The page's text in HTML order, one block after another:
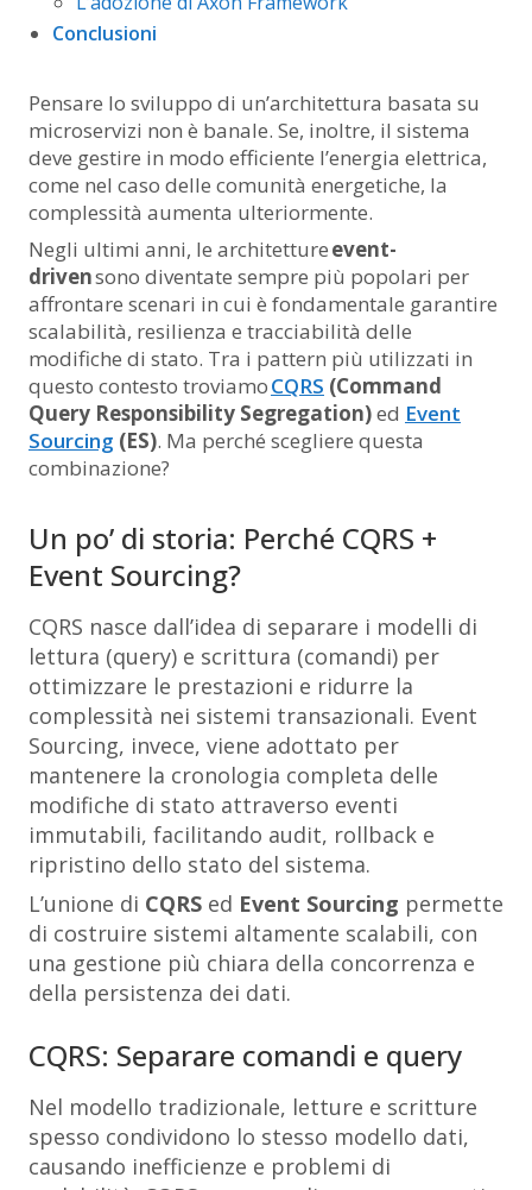
Conclusioni
Pensare lo sviluppo di un’architettura basata su
microservizi non è banale. Se, inoltre, il sistema
deve gestire in modo efficiente l’energia elettrica,
come nel caso delle comunità energetiche, la
complessità aumenta ulteriormente.
Negli ultimi anni, le architettureevent-
drivensono diventate sempre più popolari per
affrontare scenari in cui è fondamentale garantire
scalabilità, resilienza e tracciabilità delle
modifiche di stato. Tra i pattern più utilizzati in
questo contesto troviamoCQRS (Command
Query Responsibility Segregation)ed Event
Sourcing (ES). Ma perché scegliere questa
combinazione?
Un po’ di storia: Perché CQRS +
Event Sourcing?
CQRS nasce dall’idea di separare i modelli di
lettura (query) e scrittura (comandi) per
ottimizzare le prestazioni e ridurre la
complessità nei sistemi transazionali. Event
Sourcing, invece, viene adottato per
mantenere la cronologia completa delle
modifiche di stato attraverso eventi
immutabili, facilitando audit, rollback e
ripristino dello stato del sistema.
L’unione di CQRS ed Event Sourcing permette
di costruire sistemi altamente scalabili, con
una gestione più chiara della concorrenza e
della persistenza dei dati.
CQRS: Separare comandi e query
Nel modello tradizionale, letture e scritture
spesso condividono lo stesso modello dati,
causando inefficienze e problemi di